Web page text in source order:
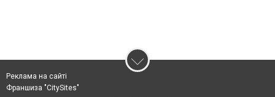
Реклама на сайті
Франшиза "CitySites"